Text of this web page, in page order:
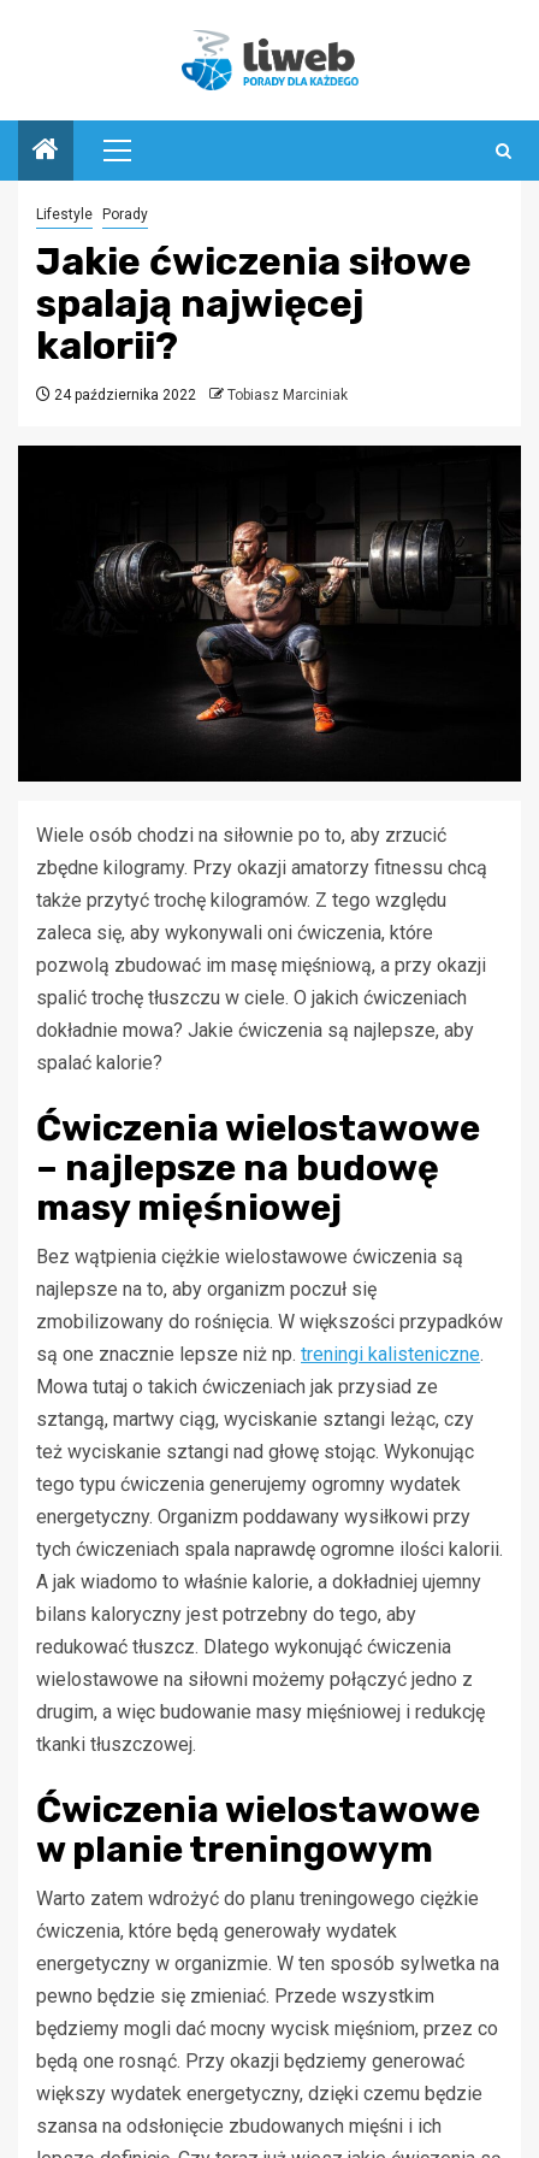
Menu
główne
Lifestyle Porady
Jakie ćwiczenia siłowe
spalają najwięcej
kalorii?
24 października 2022 Tobiasz Marciniak
Wiele osób chodzi na siłownie po to, aby zrzucić
zbędne kilogramy. Przy okazji amatorzy fitnessu chcą
także przytyć trochę kilogramów. Z tego względu
zaleca się, aby wykonywali oni ćwiczenia, które
pozwolą zbudować im masę mięśniową, a przy okazji
spalić trochę tłuszczu w ciele. O jakich ćwiczeniach
dokładnie mowa? Jakie ćwiczenia są najlepsze, aby
spalać kalorie?
Ćwiczenia wielostawowe
– najlepsze na budowę
masy mięśniowej
Bez wątpienia ciężkie wielostawowe ćwiczenia są
najlepsze na to, aby organizm poczuł się
zmobilizowany do rośnięcia. W większości przypadków
są one znacznie lepsze niż np. treningi kalisteniczne.
Mowa tutaj o takich ćwiczeniach jak przysiad ze
sztangą, martwy ciąg, wyciskanie sztangi leżąc, czy
też wyciskanie sztangi nad głowę stojąc. Wykonując
tego typu ćwiczenia generujemy ogromny wydatek
energetyczny. Organizm poddawany wysiłkowi przy
tych ćwiczeniach spala naprawdę ogromne ilości kalorii.
A jak wiadomo to właśnie kalorie, a dokładniej ujemny
bilans kaloryczny jest potrzebny do tego, aby
redukować tłuszcz. Dlatego wykonująć ćwiczenia
wielostawowe na siłowni możemy połączyć jedno z
drugim, a więc budowanie masy mięśniowej i redukcję
tkanki tłuszczowej.
Ćwiczenia wielostawowe
w planie treningowym
Warto zatem wdrożyć do planu treningowego ciężkie
ćwiczenia, które będą generowały wydatek
energetyczny w organizmie. W ten sposób sylwetka na
pewno będzie się zmieniać. Przede wszystkim
będziemy mogli dać mocny wycisk mięśniom, przez co
będą one rosnąć. Przy okazji będziemy generować
większy wydatek energetyczny, dzięki czemu będzie
szansa na odsłonięcie zbudowanych mięśni i ich